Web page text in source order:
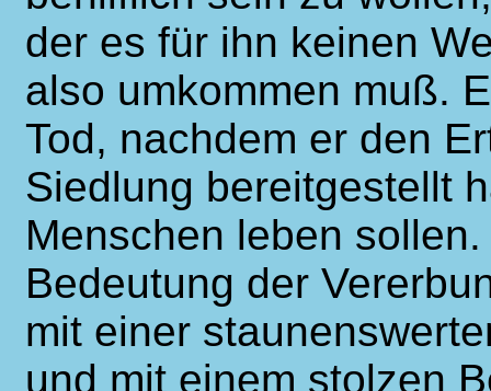
der es für ihn keinen
also umkommen muß.
Tod, nachdem er den
Siedlung bereitgestellt
Menschen leben
Bedeutung der
mit einer
und mit einem stolzen